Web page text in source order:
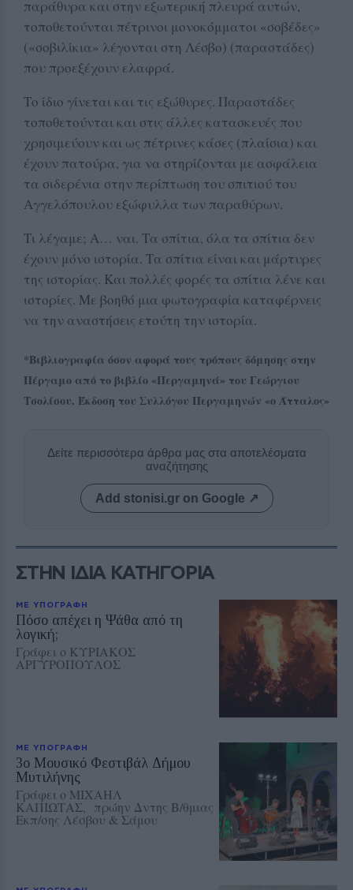
παράθυρα και στην εξωτερική πλευρά αυτών,
τοποθετούνται πέτρινοι μονοκόμματοι «σοβέδες»
(«σοβιλίκια» λέγονται στη Λέσβο) (παραστάδες)
που προεξέχουν ελαφρά.
Το ίδιο γίνεται και τις εξώθυρες. Παραστάδες
τοποθετούνται και στις άλλες κατασκευές που
χρησιμεύουν και ως πέτρινες κάσες (πλαίσια) και
έχουν πατούρα, για να στηρίζονται με ασφάλεια
τα σιδερένια στην περίπτωση του σπιτιού του
Αγγελόπουλου εξώφυλλα των παραθύρων.
Τι λέγαμε; Α… ναι. Τα σπίτια, όλα τα σπίτια δεν
έχουν μόνο ιστορία. Τα σπίτια είναι και μάρτυρες
της ιστορίας. Και πολλές φορές τα σπίτια λένε και
ιστορίες. Με βοηθό μια φωτογραφία καταφέρνεις
να την αναστήσεις ετούτη την ιστορία.
*Βιβλιογραφία όσον αφορά τους τρόπους δόμησης στην
Πέργαμο από το βιβλίο «Περγαμηνά» του Γεώργιου
Τσολίσου. Έκδοση του Συλλόγου Περγαμηνών «ο Άτταλος»
Δείτε περισσότερα άρθρα μας στα αποτελέσματα
αναζήτησης
Add stonisi.gr on Google ↗
ΣΤΗΝ ΙΔΙΑ ΚΑΤΗΓΟΡΙΑ
ΜΕ ΥΠΟΓΡΑΦΗ
Πόσο απέχει η Ψάθα από τη
λογική;
Γράφει ο ΚΥΡΙΑΚΟΣ
ΑΡΓΥΡΟΠΟΥΛΟΣ
ΜΕ ΥΠΟΓΡΑΦΗ
3ο Μουσικό Φεστιβάλ Δήμου
Μυτιλήνης
Γράφει ο ΜΙΧΑΗΛ
ΚΑΠΙΩΤΑΣ, πρώην Δντης Β/θμιας
Εκπ/σης Λέσβου & Σάμου